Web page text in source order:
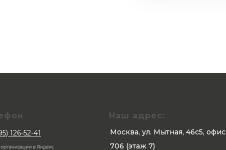
Наш адрес:
126-52-41
Москва, ул. Мытная, 46с5, офис
706 (этаж 7)